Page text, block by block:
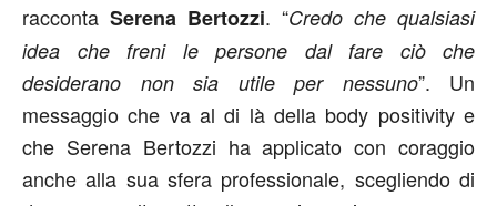
racconta Serena Bertozzi. “Credo che qualsiasi
idea che freni le persone dal fare ciò che
desiderano non sia utile per nessuno”. Un
messaggio che va al di là della body positivity e
che Serena Bertozzi ha applicato con coraggio
anche alla sua sfera professionale, scegliendo di